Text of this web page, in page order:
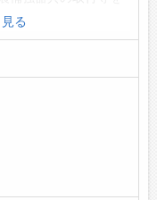
の土木作業はありま
る